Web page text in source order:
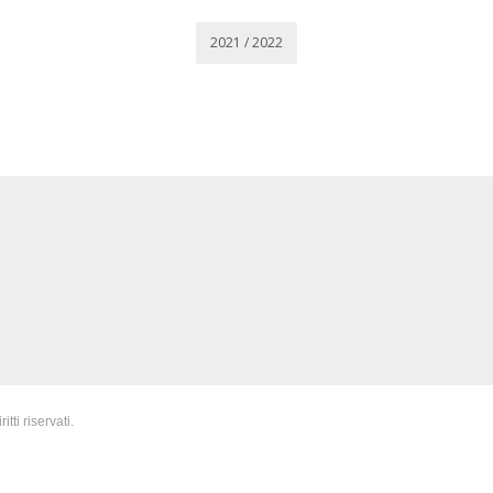
2021 / 2022
riservati.